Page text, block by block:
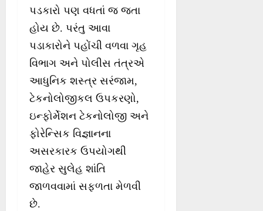
પડકારો પણ વધતાં જ જતા
હોય છે. પરંતુ આવા
પડાકારોને પહોંચી વળવા ગૃહ
વિભાગ અને પોલીસ તંત્રએ
આધુનિક શસ્ત્ર સરંજામ,
ટેકનોલોજીકલ ઉપકરણો,
ઇન્ફોર્મેશન ટેકનોલોજી અને
ફોરેન્સિક વિજ્ઞાનના
અસરકારક ઉપયોગથી
જાહેર સુલેહ શાંતિ
જાળવવામાં સફળતા મેળવી
છે.